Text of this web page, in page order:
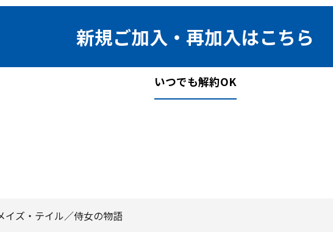
新規ご加入・再加入はこちら
いつでも解約OK
イズ・テイル／侍女の物語